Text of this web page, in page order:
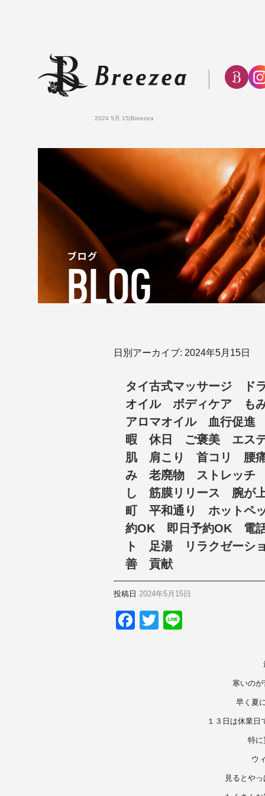
2024 5月 15|Breezea
日別アーカイブ: 2024年5月15日
タイ古式マッサージ ド
オイル ボディケア も
アロマオイル 血行促
暇 休日 ご褒美 エス
肌 肩こり 首コリ 腰
み 老廃物 ストレッチ
し 筋膜リリース 腕
町 平和通り ホットペ
約OK 即日予約OK 電
ト 足湯 リラクゼー
善 貢献
投稿日 2024年5月15日
F
T
寒いの
早く夏
１３日は休業日
特に
ウ
見るとや